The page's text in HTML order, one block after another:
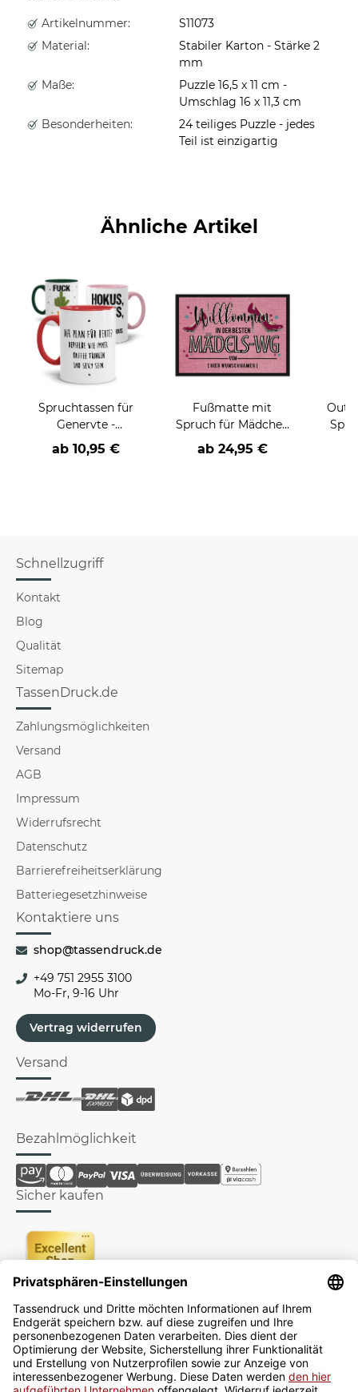
Artikelnummer:
S11073
Material:
Stabiler Karton - Stärke 2
mm
Maße:
Puzzle 16,5 x 11 cm -
Umschlag 16 x 11,3 cm
Besonderheiten:
24 teiliges Puzzle - jedes
Teil ist einzigartig
Ähnliche Artikel
Spruchtassen für
Genervte -
verschiedene Farben
ab 10,95 €
Fußmatte mit
Spruch für Mädchen
WG mit Namen
ab 24,95 €
Schnellzugriff
Kontakt
Blog
Qualität
Sitemap
TassenDruck.de
Zahlungsmöglichkeiten
Versand
AGB
Impressum
Widerrufsrecht
Datenschutz
Barrierefreiheitserklärung
Batteriegesetzhinweise
Kontaktiere uns
shop@tassendruck.de
+49 751 2955 3100
Mo-Fr, 9-16 Uhr
Vertrag widerrufen
Versand
Bezahlmöglichkeit
Sicher kaufen